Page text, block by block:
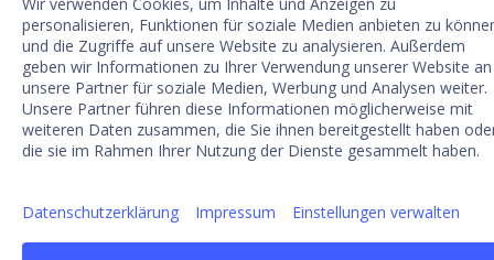
personalisieren, Funktionen für soziale Medien anbieten zu
und die Zugriffe auf unsere Website zu analysieren. Außerdem
geben wir Informationen zu Ihrer Verwendung unserer Website an
unsere Partner für soziale Medien, Werbung und Analysen weiter.
Unsere Partner führen diese Informationen möglicherweise mit
weiteren Daten zusammen, die Sie ihnen bereitgestellt haben
die sie im Rahmen Ihrer Nutzung der Dienste gesammelt haben.
Datenschutzerklärung Impressum Einstellungen verwalten
Krisen erfolgreich in Chancen
verwandeln
14. Mai 20 | 6 Min